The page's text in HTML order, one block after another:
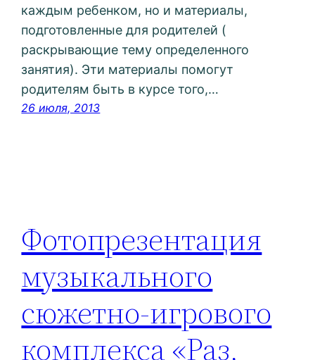
каждым ребенком, но и материалы,
подготовленные для родителей (
раскрывающие тему определенного
занятия). Эти материалы помогут
родителям быть в курсе того,…
26 июля, 2013
Фотопрезентация
музыкального
сюжетно-игрового
комплекса «Раз,